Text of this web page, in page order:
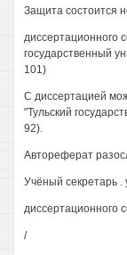
Защита состоится
диссертационного
государственный
101)
С диссертацией
"Тульский
92).
Автореферат
Учёный секретарь .
диссертационного
/